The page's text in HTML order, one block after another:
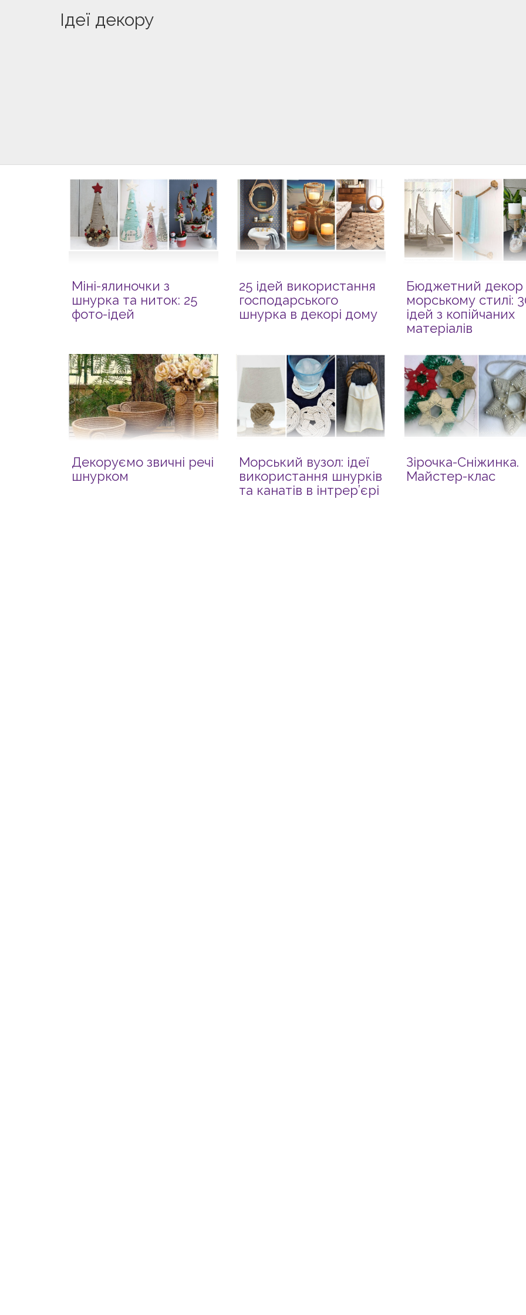
Ідеї декору
Міні-ялиночки з
шнурка та ниток: 25
фото-ідей
25 ідей використання
господарського
шнурка в декорі дому
Бюджетний декор
морському стилі:
ідей з копійчаних
матеріалів
Декоруємо звичні речі
шнурком
Морський вузол: ідеї
використання шнурків
та канатів в інтрер’єрі
Зірочка-Сніжинка.
Майстер-клас